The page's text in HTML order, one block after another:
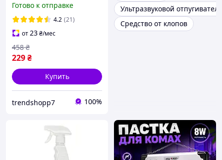
Killer LY-852
аккумуляторная
электрическая
Готово к отправке
4.2 (21)
от23₴/мес
229₴
458 ₴
Купить
trendshopp7 100%
Ультразвуковой
Средство от клопов